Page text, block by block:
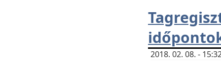
2018. 02. 08. -